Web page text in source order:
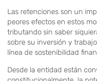
Las retenciones son un
peores efectos en estos
tributando sin saber
sobre su inversión y
línea de sostenibilidad
Desde la entidad están